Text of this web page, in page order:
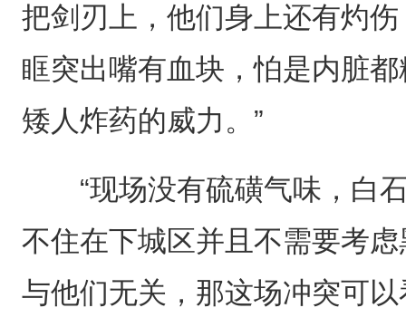
把剑刃上，他们身上还有灼
眶突出嘴有血块，怕是内脏
矮人炸药的威力。”
“现场没有硫磺气味，白石
不住在下城区并且不需要考
与他们无关，那这场冲突可